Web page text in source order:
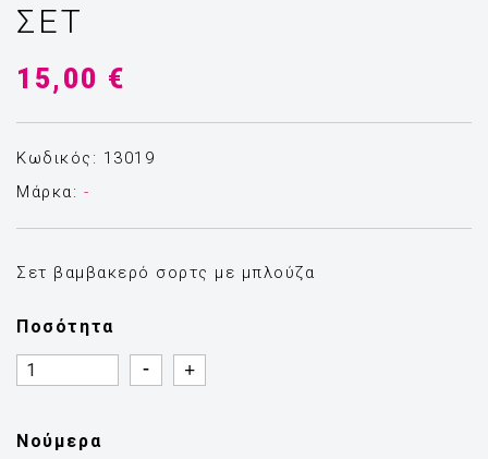
ΣΕΤ
15,00 €
Κωδικός: 13019
Μάρκα: -
Σετ βαμβακερό σορτς με μπλούζα
Ποσότητα
Quantity
Quantity
Νούμερα